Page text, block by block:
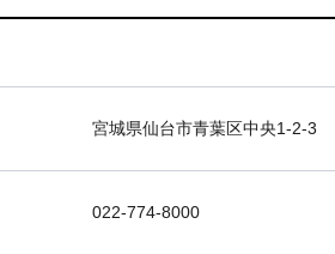
宮城県仙台市青葉区中央1-2-3
022-774-8000